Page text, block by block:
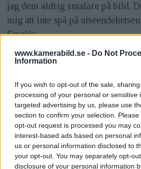
www.kamerabild.se - Do Not
Information
If you wish to opt-out of the sale,
processing of your personal or sensitive
targeted advertising by us, please use
section to confirm your selection.
opt-out request is processed you may
interest-based ads based on personal
us or personal information disclosed to
your opt-out. You may separately opt-
disclosure of your personal information
jag dem aldrig smalare på bild.
mig att inte spä på
Emelie.
ANNONS
bilderna.
– Jag vill framhäva kvinnan som
självständig, inte att hon är gullig
jag får en kund som är mjuk
pressar jag henne inte till att bli
»amazonkvinna« men min